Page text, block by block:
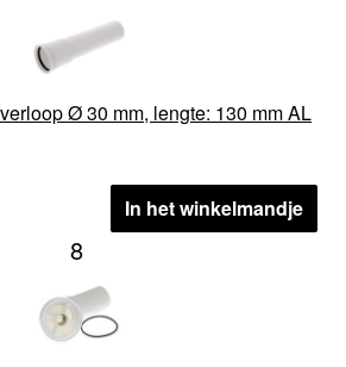
Ø 30 mm, lengte: 130 mm AL
In het winkelmandje
8